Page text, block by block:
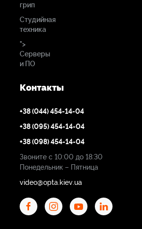
грип
Студийная
техника
">
Серверы
и ПО
Контакты
+38 (044) 454-14-04
+38 (095) 454-14-04
+38 (098) 454-14-04
Звоните с 10:00 до 18:30
Понедельник – Пятница
video@opta.kiev.ua